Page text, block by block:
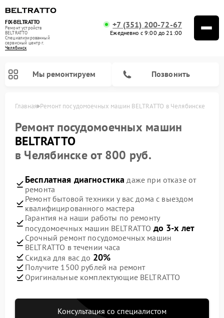
FIX-BELTRATTO
Ремонт устройств
BELTRATTO
Специализированный
cервисный центр г.
Челябинск
+7 (351) 200-72-67
Ежедневно с 9:00 до 21:00
Мы ремонтируем Позвонить
Главная Ремонт посудомоечных машин BELTRATTO в Челябинске
Ремонт посудомоечных машин
BELTRATTO
в Челябинске от 800 руб.
Бесплатная диагностика даже при отказе от
ремонта
Ремонт бытовой техники у вас дома с выездом
квалифицированного мастера
Гарантия на наши работы по ремонту
посудомоечных машин BELTRATTO до 3-х лет
Срочный ремонт посудомоечных машин
BELTRATTO в течении часа
Скидка для вас до 20%
Получите 1500 рублей на ремонт
Оригинальные комплектующие BELTRATTO
Консультация со специалистом